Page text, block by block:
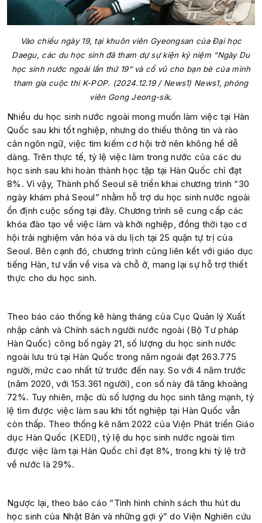
Vào chiều ngày 19, tại khuôn viên Gyeongsan của Đại học
Daegu, các du học sinh đã tham dự sự kiện kỷ niệm “Ngày Du
học sinh nước ngoài lần thứ 19” và cổ vũ cho bạn bè của mình
tham gia cuộc thi K-POP. (2024.12.19 / News1) News1, phóng
viên Gong Jeong-sik.
Nhiều du học sinh nước ngoài mong muốn làm việc tại Hàn
Quốc sau khi tốt nghiệp, nhưng do thiếu thông tin và rào
cản ngôn ngữ, việc tìm kiếm cơ hội trở nên không hề dễ
dàng. Trên thực tế, tỷ lệ việc làm trong nước của các du
học sinh sau khi hoàn thành học tập tại Hàn Quốc chỉ đạt
8%. Vì vậy, Thành phố Seoul sẽ triển khai chương trình “30
ngày khám phá Seoul” nhằm hỗ trợ du học sinh nước ngoài
ổn định cuộc sống tại đây.Chương trình sẽ cung cấp các
khóa đào tạo về việc làm và khởi nghiệp, đồng thời tạo cơ
hội trải nghiệm văn hóa và du lịch tại 25 quận tự trị của
Seoul. Bên cạnh đó, chương trình cũng liên kết với giáo dục
tiếng Hàn, tư vấn về visa và chỗ ở, mang lại sự hỗ trợ thiết
thực cho du học sinh.
Theo báo cáo thống kê hàng tháng của Cục Quản lý Xuất
nhập cảnh và Chính sách người nước ngoài (Bộ Tư pháp
Hàn Quốc) công bố ngày 21, số lượng du học sinh nước
ngoài lưu trú tại Hàn Quốc trong năm ngoái đạt 263.775
người, mức cao nhất từ trước đến nay. So với 4 năm trước
(năm 2020, với 153.361 người), con số này đã tăng khoảng
72%. Tuy nhiên, mặc dù số lượng du học sinh tăng mạnh, tỷ
lệ tìm được việc làm sau khi tốt nghiệp tại Hàn Quốc vẫn
còn thấp. Theo thống kê năm 2022 của Viện Phát triển Giáo
dục Hàn Quốc (KEDI), tỷ lệ du học sinh nước ngoài tìm
được việc làm tại Hàn Quốc chỉ đạt 8%, trong khi tỷ lệ trở
về nước là 29%.
Ngược lại, theo báo cáo “Tình hình chính sách thu hút du
học sinh của Nhật Bản và những gợi ý” do Viện Nghiên cứu